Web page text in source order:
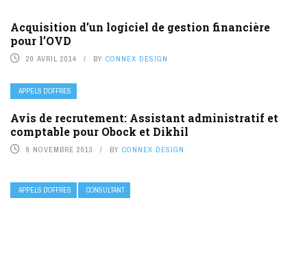
Acquisition d’un logiciel de gestion financière
pour l’OVD
20 AVRIL 2014 BY CONNEX DESIGN
APPELS D’OFFRES
Avis de recrutement: Assistant administratif et
comptable pour Obock et Dikhil
9 NOVEMBRE 2013 BY CONNEX DESIGN
APPELS D’OFFRES CONSULTANT